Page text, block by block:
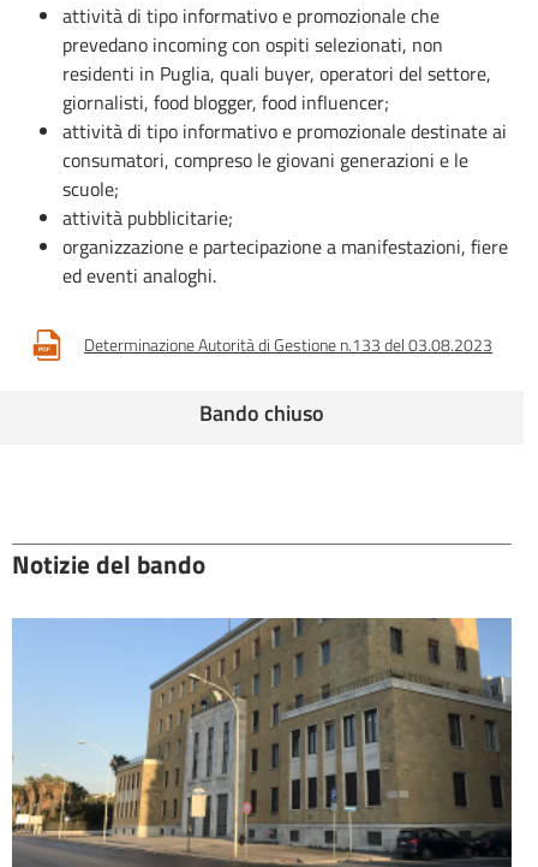
attività di tipo informativo e promozionale che
prevedano incoming con ospiti selezionati, non
residenti in Puglia, quali buyer, operatori del settore,
giornalisti, food blogger, food influencer;
attività di tipo informativo e promozionale destinate ai
consumatori, compreso le giovani generazioni e le
scuole;
attività pubblicitarie;
organizzazione e partecipazione a manifestazioni, fiere
ed eventi analoghi.
Determinazione Autorità di Gestione n.133 del 03.08.2023
Bando chiuso
Notizie del bando